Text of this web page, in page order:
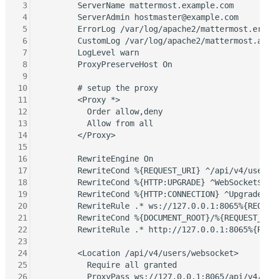
3
4
5
6
7
8
9
10
11
12
13
14
15
16
17
18
19
20
21
22
23
24
25
26
        ServerName mattermost.example.com
        ServerAdmin hostmaster@example.com
ErrorLog /var/log/apache2/
CustomLog /var/log/apache2/
        LogLevel warn
        ProxyPreserveHost On
        # setup the proxy
        <Proxy *>
          Order allow,deny
          Allow from all
        </Proxy>
        RewriteEngine On
RewriteCond %{REQUEST_URI} ^/api/v4/
RewriteCond %{HTTP:UPGRADE} ^WebSocket$
RewriteCond %{HTTP:CONNECTION}
RewriteRule .* ws://
RewriteCond %{DOCUMENT_ROOT}/
RewriteRule .* http://
        <Location /api/v4/users/websocket>
          Require all granted
ProxyPass ws://127.0.0.1:8065/api/